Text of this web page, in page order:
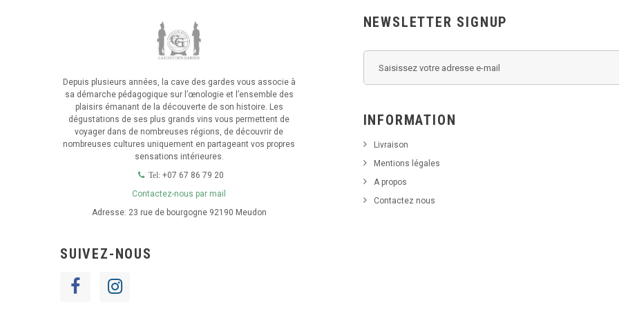
Depuis plusieurs années, la cave des gardes vous associe à
sa démarche pédagogique sur l’œnologie et l’ensemble des
plaisirs émanant de la découverte de son histoire. Les
dégustations de ses plus grands vins vous permettent de
voyager dans de nombreuses régions, de découvrir de
nombreuses cultures uniquement en partageant vos propres
sensations intérieures.
Tel:+07 67 86 79 20
Contactez-nous par mail
Adresse: 23 rue de bourgogne 92190 Meudon
SUIVEZ-NOUS
NEWSLETTER SIGNUP
INFORMATION
Livraison
Mentions légales
A propos
Contactez nous